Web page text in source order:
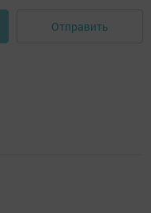
Отправить